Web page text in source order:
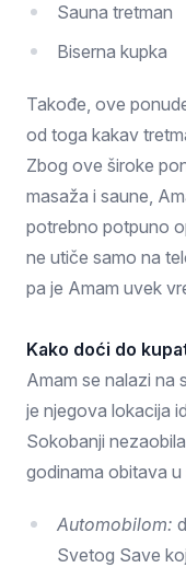
Sauna tretman
Biserna kupka
Takođe, ove
od toga kakav
Zbog ove široke
masaža i saune,
potrebno potpuno
ne utiče samo na
pa je Amam uvek
Kako doći do
Amam se nalazi na
je njegova lokacija
Sokobanji
godinama obitava
Automobilom:
Svetog Save